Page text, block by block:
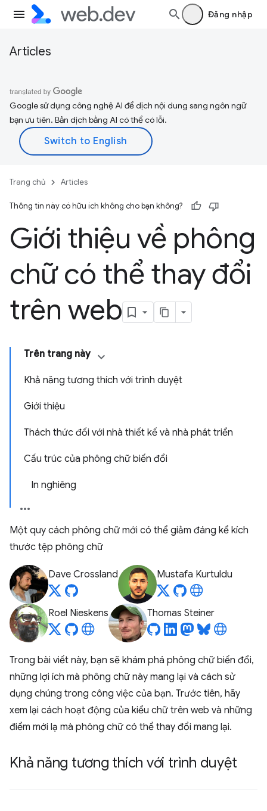
Đăng nhập
Articles
Google sử dụng công nghệ AI để dịch nội dung sang ngôn ngữ
bạn ưu tiên. Bản dịch bằng AI có thể có lỗi.
Trang chủ Articles
Thông tin này có hữu ích không cho bạn không?
Giới thiệu về phông
chữ có thể thay đổi
trên web
Trên trang này
Khả năng tương thích với trình duyệt
Giới thiệu
Thách thức đối với nhà thiết kế và nhà phát triển
Cấu trúc của phông chữ biến đổi
In nghiêng
Một quy cách phông chữ mới có thể giảm đáng kể kích
thước tệp phông chữ
Dave Crossland Mustafa Kurtuldu
Roel Nieskens Thomas Steiner
Trong bài viết này, bạn sẽ khám phá phông chữ biến đổi,
những lợi ích mà phông chữ này mang lại và cách sử
dụng chúng trong công việc của bạn. Trước tiên, hãy
xem lại cách hoạt động của kiểu chữ trên web và những
điểm mới lạ mà phông chữ có thể thay đổi mang lại.
Khả năng tương thích với trình duyệt